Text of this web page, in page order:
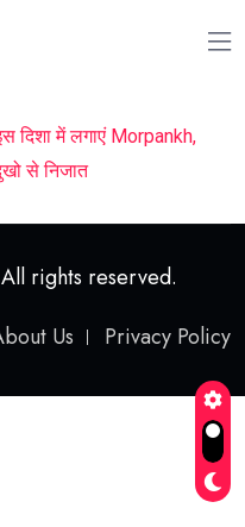
दिशा में लगाएं Morpankh,
से निजात
rights reserved.
Us
Privacy Policy